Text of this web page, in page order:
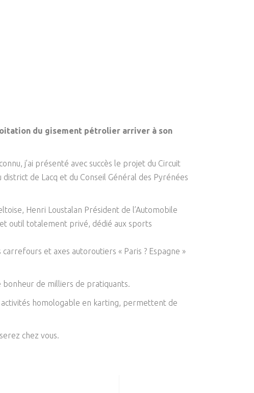
du gisement pétrolier arriver à son
j’ai présenté avec succès le projet du Circuit
de Lacq et du Conseil Général des Pyrénées
Henri Loustalan Président de l’Automobile
outil totalement privé, dédié aux sports
et axes autoroutiers « Paris ? Espagne »
de milliers de pratiquants.
activités homologable en karting, permettent de
chez vous.